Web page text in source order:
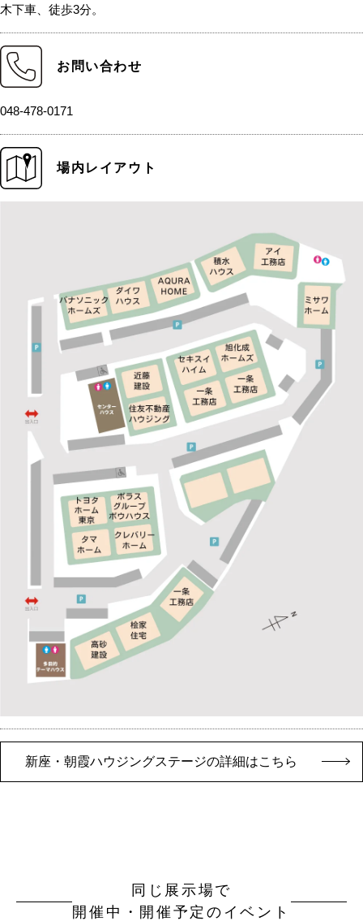
木下車、徒歩3分。
お問い合わせ
048-478-0171
場内レイアウト
新座・朝霞ハウジングステージの詳細はこちら
同じ展示場で
開催中・開催予定のイベント